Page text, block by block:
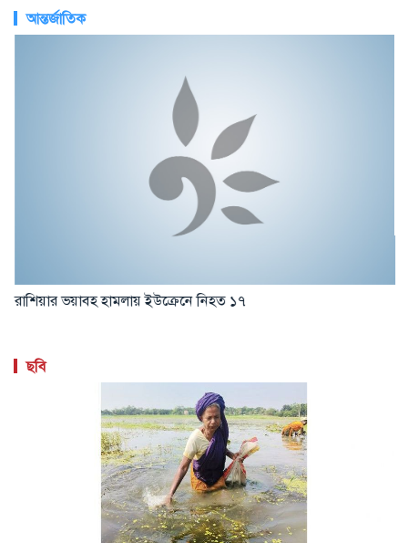
আন্তর্জাতিক
রাশিয়ার ভয়াবহ হামলায় ইউক্রেনে নিহত ১৭
ছবি